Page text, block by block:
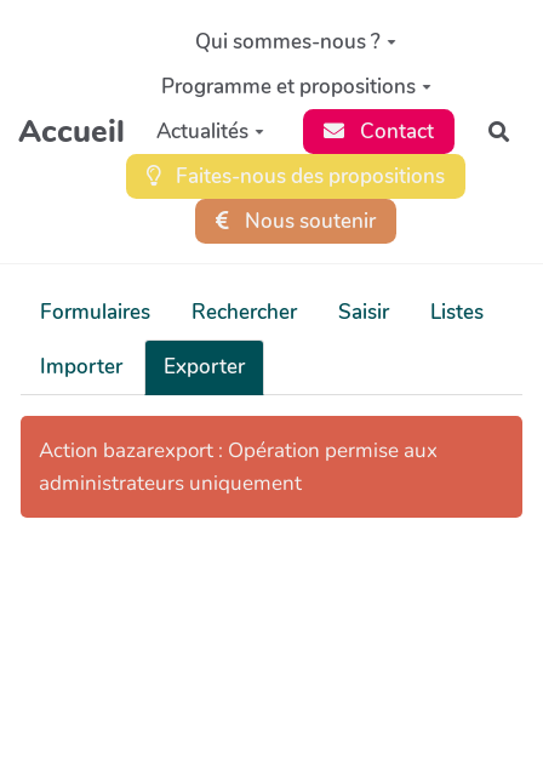
Aller au contenu principal
Accueil
Qui sommes-nous ?
Programme et propositions
Actualités
Contact
Faites-nous des propositions
Nous soutenir
Formulaires Rechercher Saisir
Listes
Importer
Exporter
Action bazarexport : Opération permise aux
administrateurs uniquement